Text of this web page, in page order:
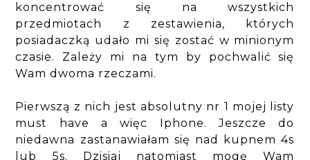
koncentrować się na wszystkich
przedmiotach z zestawienia, których
posiadaczką udało mi się zostać w minionym
czasie. Zależy mi na tym by pochwalić się
Wam dwoma rzeczami.
Pierwszą z nich jest absolutny nr 1 mojej listy
must have a więc Iphone. Jeszcze do
niedawna zastanawiałam się nad kupnem 4s
lub 5s. Dzisiaj natomiast mogę Wam